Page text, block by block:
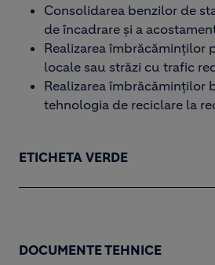
Consolidarea benzilor de
de încadrare și a
Realizarea îmbrăcăminților
locale sau străzi cu trafic
Realizarea îmbrăcăminților
tehnologia de reciclare la
ETICHETA VERDE
DOCUMENTE TEHNICE